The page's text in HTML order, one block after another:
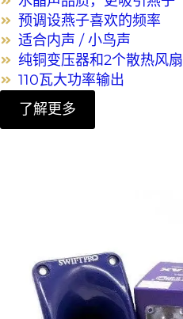
预调设燕子喜欢的频率
适合内声 / 小鸟声
纯铜变压器和2个散热风扇
110瓦大功率输出
了解更多